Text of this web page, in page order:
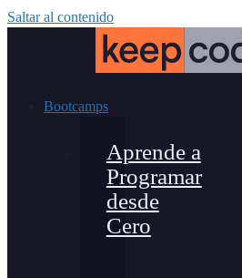
Saltar al contenido
Bootcamps
Aprende a
Programar
desde
Cero